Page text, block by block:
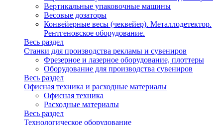
Вертикальные упаковочные машины
Весовые дозаторы
Конвейерные весы (чеквейер). Металлодетектор.
Рентгеновское оборудование.
Весь раздел
Станки для производства рекламы и сувениров
Фрезерное и лазерное оборудование, плоттеры
Оборудование для производства сувениров
Весь раздел
Офисная техника и расходные материалы
Офисная техника
Расходные материалы
Весь раздел
Технологическое оборудование